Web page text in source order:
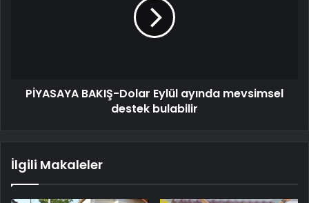
PİYASAYA BAKIŞ-Dolar Eylül ayında mevsimsel
destek bulabilir
İlgili Makaleler